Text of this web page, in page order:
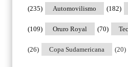
Automovilismo
(235) (182)
Oruro Royal
(109) (70)
Copa Sudamericana
(26) (20)